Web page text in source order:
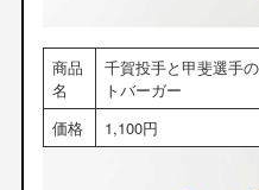
商品
名
千賀投手と甲斐選手
トバーガー
価格
1,100円